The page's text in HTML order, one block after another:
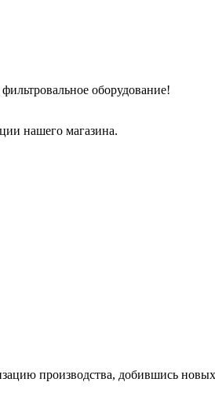
оборудование!
нашего магазина.
производства, добившись